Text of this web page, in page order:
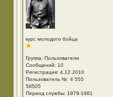
курс молодого бойца
Группа: Пользователи
Сообщений: 10
Регистрация: 4.12.2010
Пользователь №: 4 555
58505
Период службы: 1979-1981